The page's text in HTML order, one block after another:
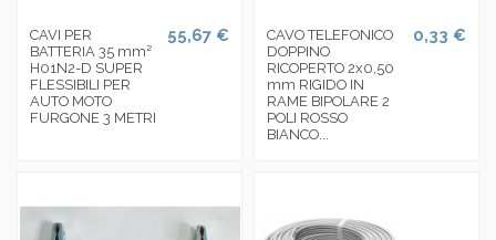
CAVI PER
BATTERIA 35 mm²
H01N2-D SUPER
FLESSIBILI PER
AUTO MOTO
FURGONE 3 METRI
55,67 €
CAVO TELEFONICO
DOPPINO
RICOPERTO 2x0,50
mm RIGIDO IN
RAME BIPOLARE 2
POLI ROSSO
BIANCO...
0,33 €